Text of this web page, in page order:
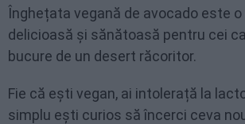
Înghețata vegană de avocado este
delicioasă și sănătoasă pentru cei
bucure de un desert răcoritor.
Fie că ești vegan, ai intolerață la
simplu ești curios să încerci ceva